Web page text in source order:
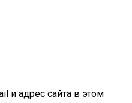
и адрес сайта в этом